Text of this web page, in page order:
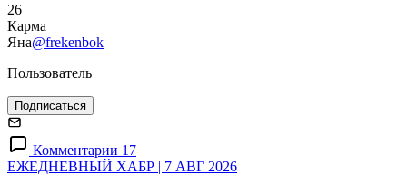
26
Карма
Яна@frekenbok
Пользователь
Подписаться
Комментарии 17
ЕЖЕДНЕВНЫЙ ХАБР | 7 АВГ 2026